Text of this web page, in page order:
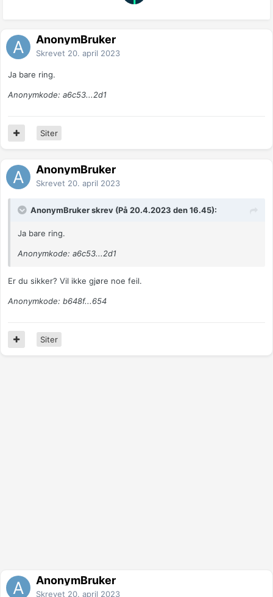
AnonymBruker
Skrevet 20. april 2023
Ja bare ring.
Anonymkode: a6c53...2d1
Siter
AnonymBruker
Skrevet 20. april 2023
AnonymBruker skrev (På 20.4.2023 den 16.45):
Ja bare ring.
Anonymkode: a6c53...2d1
Er du sikker? Vil ikke gjøre noe feil.
Anonymkode: b648f...654
Siter
AnonymBruker
Skrevet 20. april 2023